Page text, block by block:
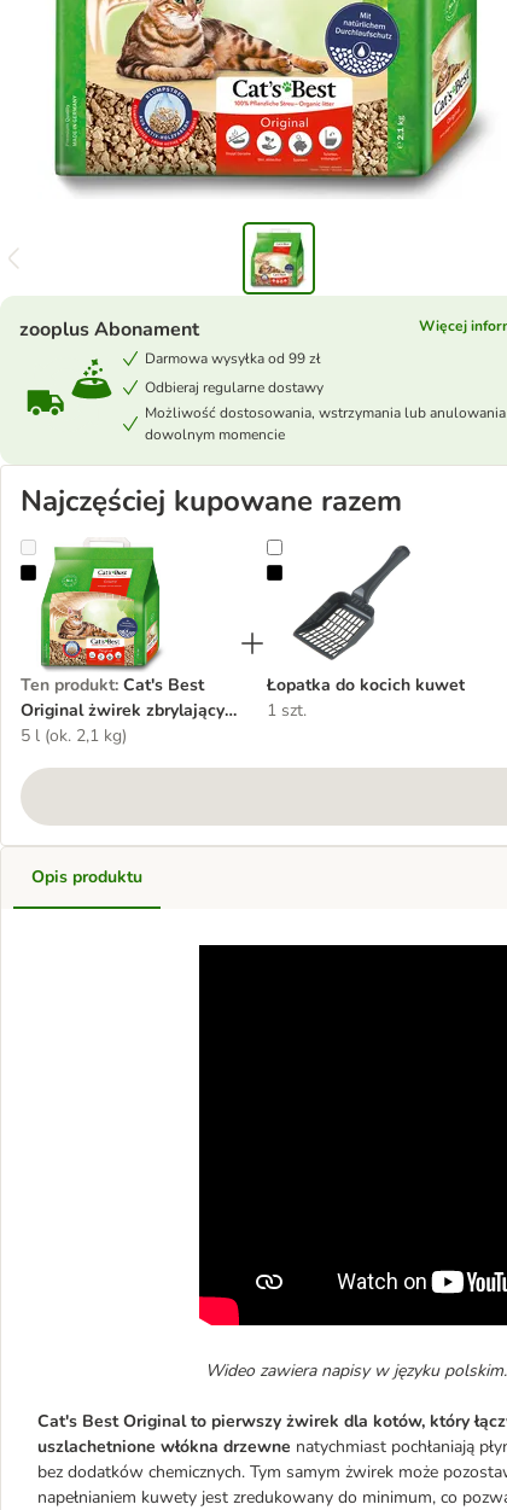
zooplus Abonament
Więcej
Darmowa wysyłka od 99 zł
Odbieraj regularne dostawy
Możliwość dostosowania, wstrzymania lub
dowolnym momencie
Najczęściej kupowane razem
Cat's Best Original żwirek zbrylający się
Ten produkt: Cat's Best
Original żwirek zbrylający
się
5 l (ok. 2,1 kg)
Łopatka do kocich kuwet
Łopatka do kocich kuwet
1 szt.
Opis produktu
Wideo zawiera napisy w języku
Cat's Best Original to pierwszy żwirek dla kotów, który
uszlachetnione włókna drzewne natychmiast pochłaniają
bez dodatków chemicznych. Tym samym żwirek może
napełnianiem kuwety jest zredukowany do minimum, co